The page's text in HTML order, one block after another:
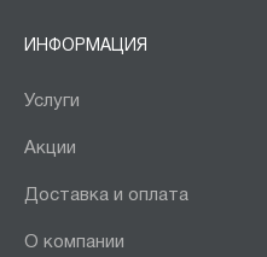
ИНФОРМАЦИЯ
Услуги
Акции
Доставка и оплата
О компании